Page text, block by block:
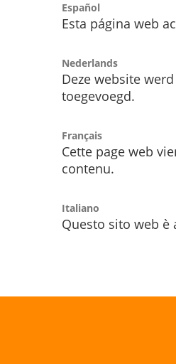
Español
Esta página web
Nederlands
Deze website
toegevoegd.
Français
Cette page web
contenu.
Italiano
Questo sito web è